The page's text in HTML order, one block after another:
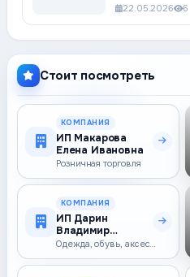
22.05.2026 6
Стоит посмотреть
КОМПАНИЯ
ИП Макарова
Елена Ивановна
Розничная торговля
КОМПАНИЯ
ИП Дарин
Владимир
Анатольевич
Одежда, обувь, аксессуары